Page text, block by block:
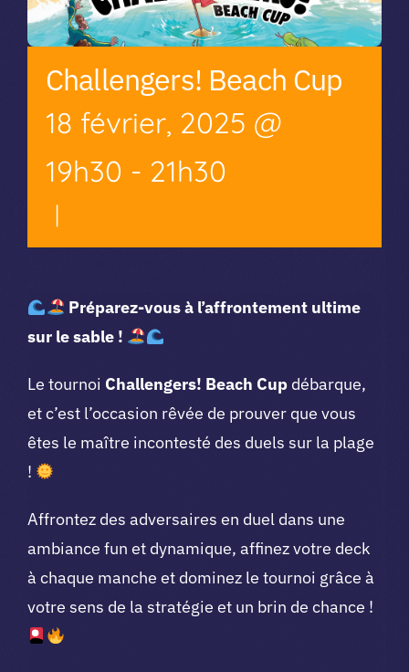
Challengers! Beach Cup
18 février, 2025 @
19h30 - 21h30
|
Préparez-vous à l’affrontement ultime
sur le sable !
Le tournoi Challengers! Beach Cupdébarque,
et c’est l’occasion rêvée de prouver que vous
êtes le maître incontesté des duels sur la plage
!
Affrontez des adversaires en duel dans une
ambiance fun et dynamique, affinez votre deck
à chaque manche et dominez le tournoi grâce à
votre sens de la stratégie et un brin de chance !